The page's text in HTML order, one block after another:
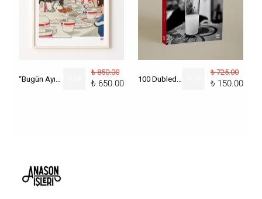
₺ 850.00
₺ 650.00
₺ 725.00
₺ 150.00